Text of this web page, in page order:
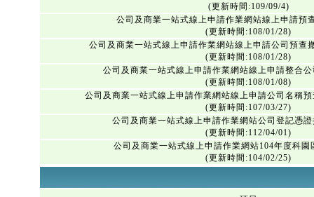
(更新時間:109/09/4)
公司及商業一站式線上申請作業網站線上申請預
(更新時間:108/01/28)
公司及商業一站式線上申請作業網站線上申請公司預查
(更新時間:108/01/28)
公司及商業一站式線上申請作業網站線上申請整合
(更新時間:108/01/08)
公司及商業一站式線上申請作業網站線上申請公司名稱
(更新時間:107/03/27)
公司及商業一站式線上申請作業網站公司登記憑
(更新時間:112/04/01)
公司及商業一站式線上申請作業網站104年度科園
(更新時間:104/02/25)